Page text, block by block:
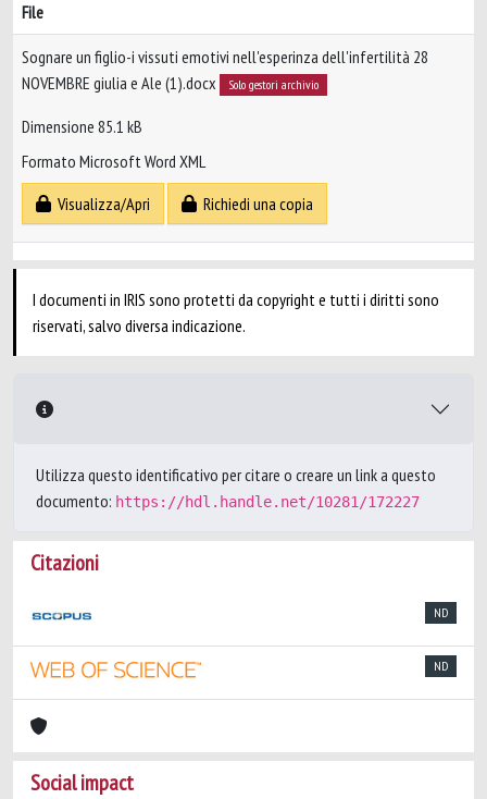
File
Sognare un figlio-i vissuti emotivi nell'esperinza dell'infertilità 28
NOVEMBRE giulia e Ale (1).docx
Solo gestori archivio
Dimensione 85.1 kB
Formato Microsoft Word XML
Visualizza/Apri
Richiedi una copia
I documenti in IRIS sono protetti da copyright e tutti i diritti sono
riservati, salvo diversa indicazione.
Utilizza questo identificativo per citare o creare un link a questo
documento: https://hdl.handle.net/10281/172227
Citazioni
ND
ND
Social impact